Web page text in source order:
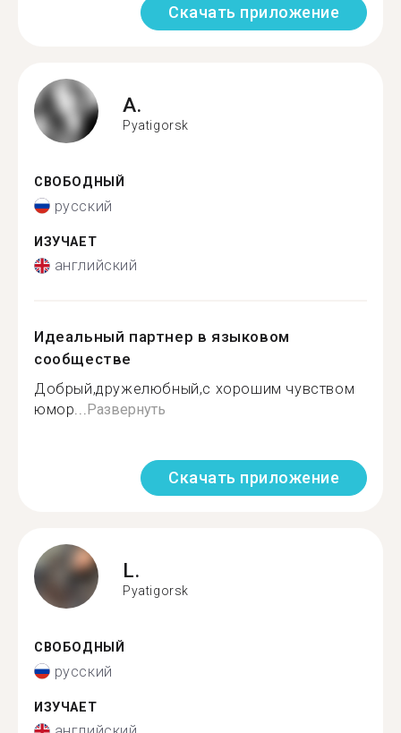
Скачать приложение
A.
Pyatigorsk
СВОБОДНЫЙ
русский
ИЗУЧАЕТ
английский
Идеальный партнер в языковом
сообществе
Добрый,дружелюбный,с хорошим чувством
юмор...Развернуть
Скачать приложение
L.
Pyatigorsk
СВОБОДНЫЙ
русский
ИЗУЧАЕТ